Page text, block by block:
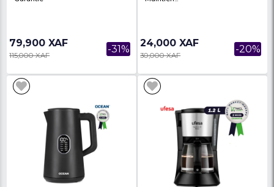
Cafétière Ocean Ocmcm1410tcn
-1400W - 1 Litres - 06 Mois De
Bouilloire Avec
Double Parois Et